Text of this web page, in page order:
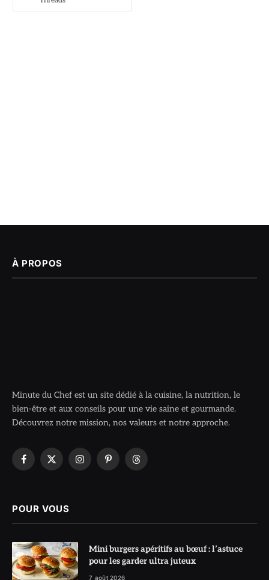
À PROPOS
Minute du Chef est un site dédié à la cuisine, la nutrition, le
bien-être et aux conseils pour une vie saine et gourmande.
Découvrez notre mission, nos valeurs et notre approche.
Facebook
X
InstagramPinterestThreads
POUR VOUS
Mini burgers apéritifs au bœuf : l’astuce
pour les garder ultra juteux
7 août 2026